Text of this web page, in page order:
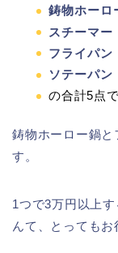
鋳物ホー
スチーマ
フライパ
ソテーパ
の合計5点で
鋳物ホーロー鍋と
す。
1つで3万円以上
んて、とってもお